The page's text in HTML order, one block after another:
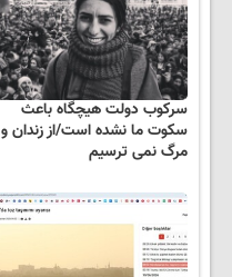
سرکوب دولت هیچگاه باعث
سکوت ما نشده است/از زندان و
مرگ نمی ترسیم